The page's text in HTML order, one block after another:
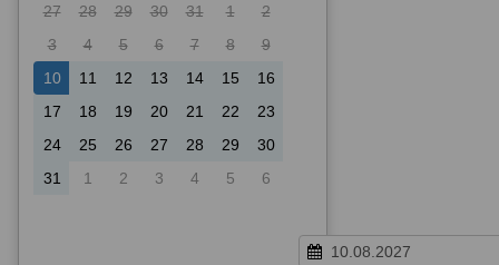
27
28 29 30 31 1
2
3
4 5 6 7 8
9
10
11 12 13 14 15
16
17
18 19 20 21 22
23
24
25 26 27 28 29
30
31
1 2 3 4 5 6